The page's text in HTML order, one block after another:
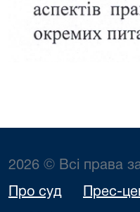
2026 © Всі права
Про суд Прес-